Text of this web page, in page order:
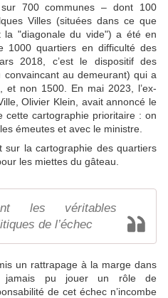
700 communes – dont 100
Villes (situées dans ce que
la "diagonale du vide") a été en
1000 quartiers en difficulté des
2018, c’est le dispositif des
au demeurant) qui a
et non 1500. En mai 2023, l’ex-
Olivier Klein, avait annoncé le
cette cartographie prioritaire : on
émeutes et avec le ministre.
la cartographie des quartiers
les miettes du gâteau.
les véritables
de l’échec
un rattrapage à la marge dans
jamais pu jouer un rôle de
de cet échec n’incombe